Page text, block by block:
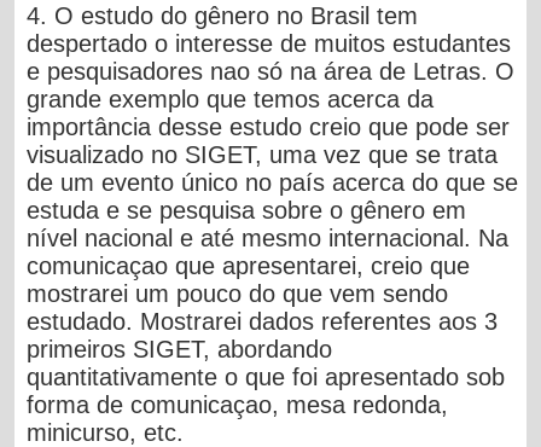
4. O estudo do gênero no Brasil tem
despertado o interesse de muitos estudantes
e pesquisadores nao só na área de Letras. O
grande exemplo que temos acerca da
importância desse estudo creio que pode ser
visualizado no SIGET, uma vez que se trata
de um evento único no país acerca do que se
estuda e se pesquisa sobre o gênero em
nível nacional e até mesmo internacional. Na
comunicaçao que apresentarei, creio que
mostrarei um pouco do que vem sendo
estudado. Mostrarei dados referentes aos 3
primeiros SIGET, abordando
quantitativamente o que foi apresentado sob
forma de comunicaçao, mesa redonda,
minicurso, etc.